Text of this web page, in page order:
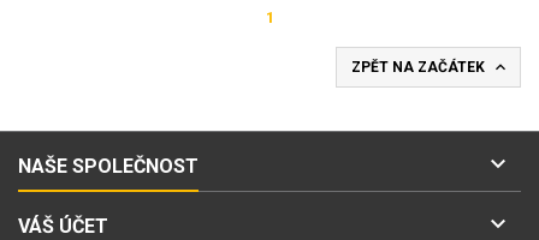
1
ZPĚT NA ZAČÁTEK 
NAŠE SPOLEČNOST 
VÁŠ ÚČET 